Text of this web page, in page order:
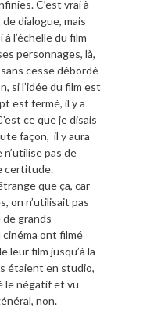
C’est vrai à
dialogue, mais
l’échelle du film
personnages, là,
cesse débordé
si l’idée du film est
est fermé, il y a
ce que je disais
façon, il y aura
n’utilise pas de
certitude.
que ça, car
on n’utilisait pas
grands
cinéma ont filmé
leur film jusqu’à la
étaient en studio,
le négatif et vu
non.